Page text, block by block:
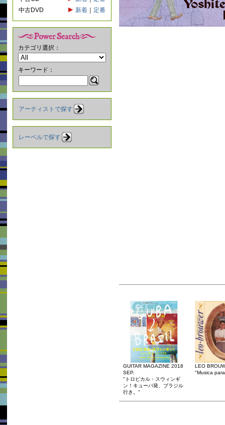
中古DVD
新着 定番
カテゴリ選択：
キーワード：
アーティストで探す
レーベルで探す
GUITAR MAGAZINE 2018
SEP.
"トロピカル・スウィンギ
ン！キューバ発、ブラジル
行き。"
LEO
"Musica